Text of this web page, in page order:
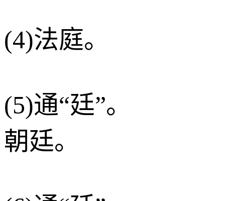
(4)法庭。
(5)通“廷”。
朝廷。